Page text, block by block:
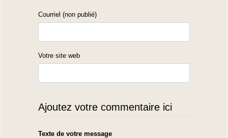
Courriel (non publié)
Votre site web
Ajoutez votre commentaire ici
Texte de votre message